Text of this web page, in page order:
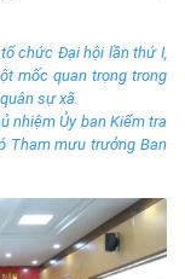
chức Đại hội lần thứ I,
mốc quan trọng trong
sự xã.
nhiệm Ủy ban Kiểm tra
Tham mưu trưởng Ban